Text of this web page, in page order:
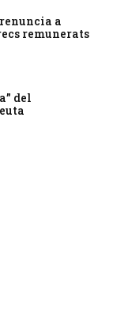
a
remunerats
del